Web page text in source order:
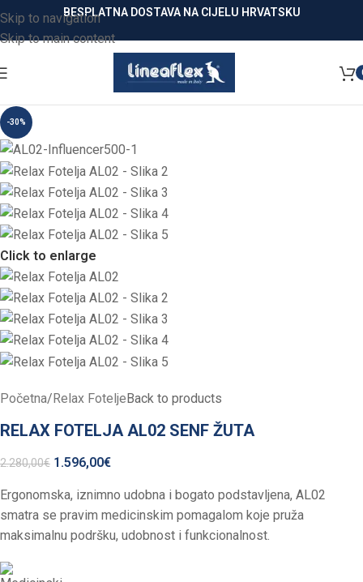
Skip to navigation
Skip to main content
BESPLATNA DOSTAVA NA CIJELU HRVATSKU
-30%
Click to enlarge
Početna/Relax FoteljeBack to products
RELAX FOTELJA AL02 SENF ŽUTA
2.280,00€ 1.596,00€
Ergonomska, iznimno udobna i bogato podstavljena, AL02
smatra se pravim medicinskim pomagalom koje pruža
maksimalnu podršku, udobnost i funkcionalnost.